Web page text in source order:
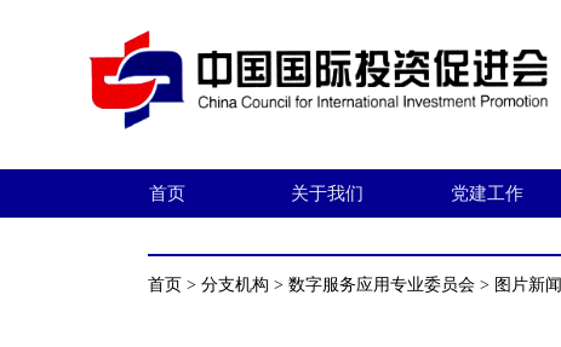
首页 关于我们 党建工作
首页 > 分支机构 > 数字服务应用专业委员会 > 图片新闻